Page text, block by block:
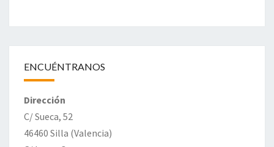
ENCUÉNTRANOS
Dirección
C/ Sueca, 52
46460 Silla (Valencia)